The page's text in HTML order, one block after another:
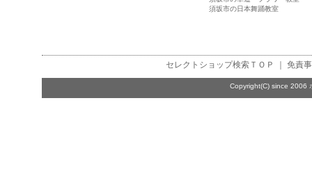
須坂市の日本舞踊教室
セレクトショップ検索 ＴＯＰ ｜ 免責
Copyright(C) since 2006